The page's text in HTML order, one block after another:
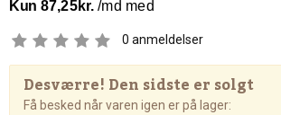
0 anmeldelser
Desværre! Den sidste er solgt
Få besked når varen igen er på lager: